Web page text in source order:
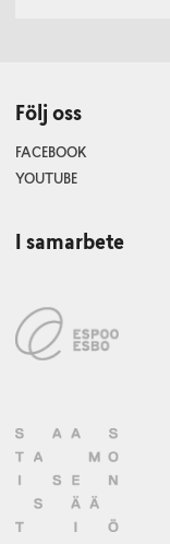
Följ oss
FACEBOOK
YOUTUBE
I samarbete